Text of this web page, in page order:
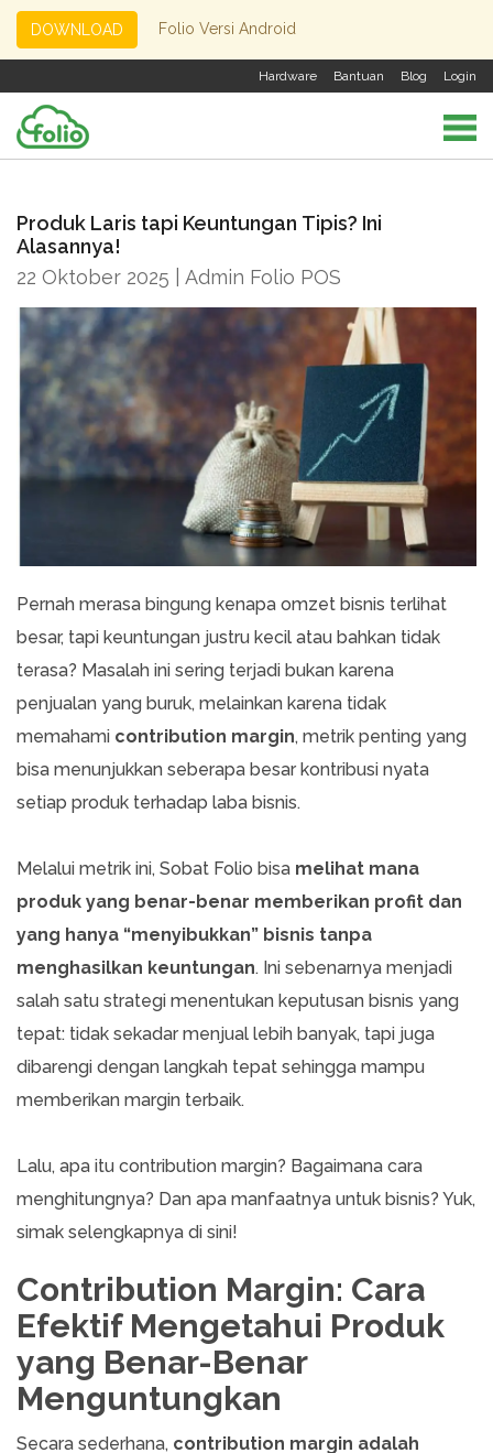
DOWNLOAD Folio Versi Android
Login
Blog
Bantuan
Hardware
Produk Laris tapi Keuntungan Tipis? Ini
Alasannya!
22 Oktober 2025 | Admin Folio POS
Pernah merasa bingung kenapa omzet bisnis terlihat
besar, tapi keuntungan justru kecil atau bahkan tidak
terasa? Masalah ini sering terjadi bukan karena
penjualan yang buruk, melainkan karena tidak
memahami contribution margin, metrik penting yang
bisa menunjukkan seberapa besar kontribusi nyata
setiap produk terhadap laba bisnis.
Melalui metrik ini, Sobat Folio bisa melihat mana
produk yang benar-benar memberikan profit dan
yang hanya “menyibukkan” bisnis tanpa
menghasilkan keuntungan. Ini sebenarnya menjadi
salah satu strategi menentukan keputusan bisnis yang
tepat: tidak sekadar menjual lebih banyak, tapi juga
dibarengi dengan langkah tepat sehingga mampu
memberikan margin terbaik.
Lalu, apa itu contribution margin? Bagaimana cara
menghitungnya? Dan apa manfaatnya untuk bisnis? Yuk,
simak selengkapnya di sini!
Contribution Margin: Cara
Efektif Mengetahui Produk
yang Benar-Benar
Menguntungkan
Secara sederhana, contribution margin adalah